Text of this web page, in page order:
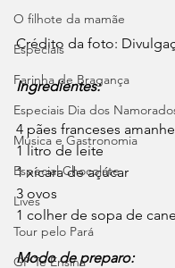
O filhote da mamãe
Especiais
Farinha de Bragança
Especiais Dia dos
Música e Gastronomia
Especial Chocolate
Lives
Tour pelo Pará
GP Te Ensina
Crédito da foto:
Ingredientes:
4 pães franceses
1 litro de leite
1 xícara de açúcar
3 ovos
1 colher de sopa de
Modo de preparo: